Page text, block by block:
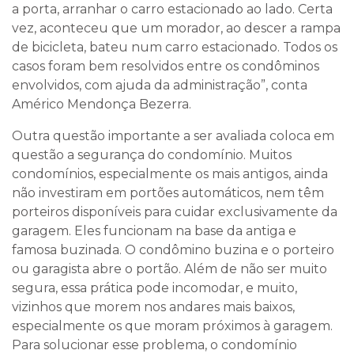
a porta, arranhar o carro estacionado ao lado. Certa
vez, aconteceu que um morador, ao descer a rampa
de bicicleta, bateu num carro estacionado. Todos os
casos foram bem resolvidos entre os condôminos
envolvidos, com ajuda da administração”, conta
Américo Mendonça Bezerra.
Outra questão importante a ser avaliada coloca em
questão a segurança do condomínio. Muitos
condomínios, especialmente os mais antigos, ainda
não investiram em portões automáticos, nem têm
porteiros disponíveis para cuidar exclusivamente da
garagem. Eles funcionam na base da antiga e
famosa buzinada. O condômino buzina e o porteiro
ou garagista abre o portão. Além de não ser muito
segura, essa prática pode incomodar, e muito,
vizinhos que morem nos andares mais baixos,
especialmente os que moram próximos à garagem.
Para solucionar esse problema, o condomínio